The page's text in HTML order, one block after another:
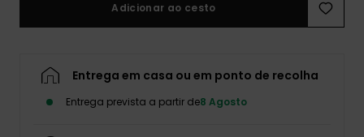
Adicionar ao cesto
Entrega em casa ou em ponto de recolha
Entrega prevista a partir de8 Agosto